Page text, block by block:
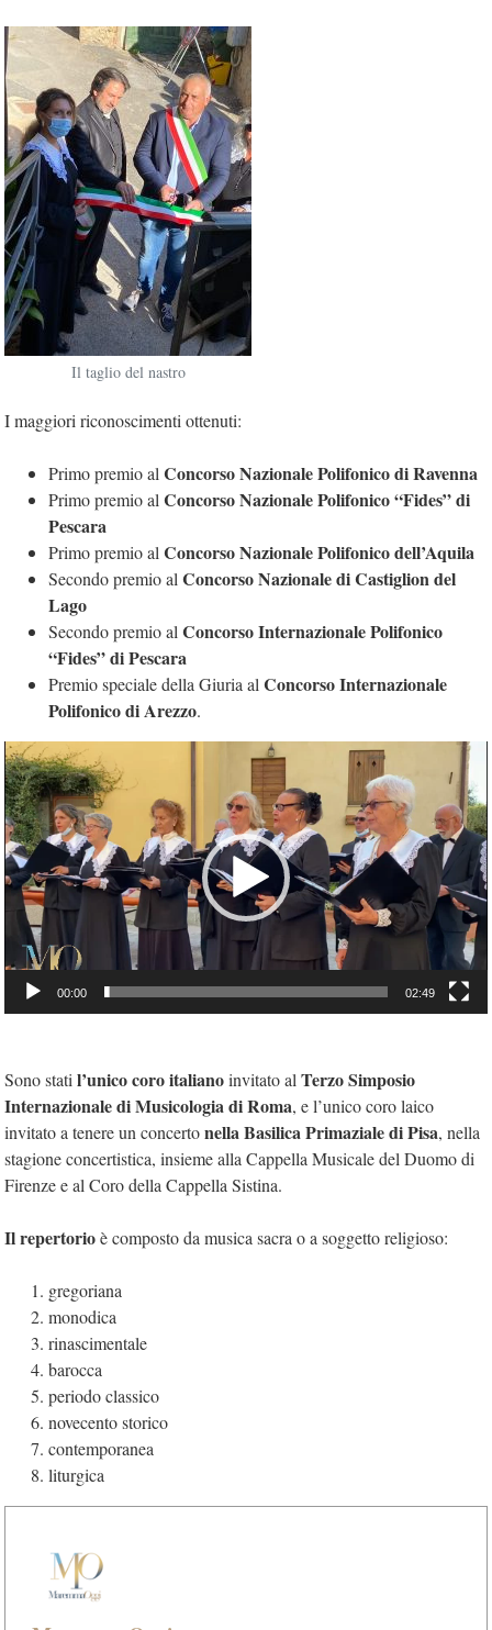
Il taglio del nastro
I maggiori riconoscimenti ottenuti:
Primo premio al Concorso Nazionale Polifonico di Ravenna
Primo premio al Concorso Nazionale Polifonico “Fides” di
Pescara
Primo premio al Concorso Nazionale Polifonico dell’Aquila
Secondo premio al Concorso Nazionale di Castiglion del
Lago
Secondo premio al Concorso Internazionale Polifonico
“Fides” di Pescara
Premio speciale della Giuria al Concorso Internazionale
Polifonico di Arezzo.
Video
Player
00:00 02:49
Sono stati l’unico coro italianoinvitato al Terzo Simposio
Internazionale di Musicologia di Roma, e l’unico coro laico
invitato a tenere un concertonella Basilica Primaziale di Pisa, nella
stagione concertistica, insieme alla Cappella Musicale del Duomo di
Firenze e al Coro della Cappella Sistina.
Il repertorioè composto da musica sacra o a soggetto religioso:
gregoriana
monodica
rinascimentale
barocca
periodo classico
novecento storico
contemporanea
liturgica